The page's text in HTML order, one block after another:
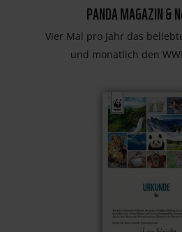
PANDA MAGAZIN
Vier Mal pro Jahr das
und monatlich den